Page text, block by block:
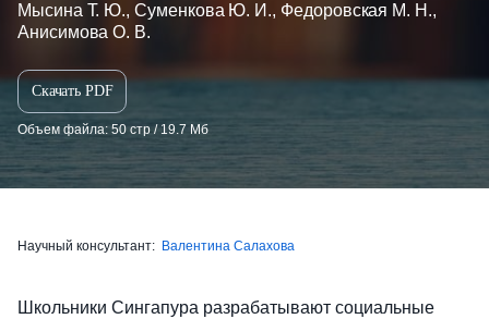
Мысина Т. Ю., Суменкова Ю. И., Федоровская М. Н.,
Анисимова О. В.
Скачать PDF
Объем файла: 50 стр / 19.7 Мб
Научный консультант: Валентина Салахова
Школьники Сингапура разрабатывают социальные